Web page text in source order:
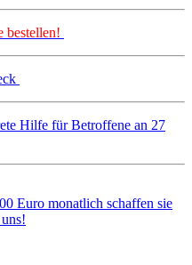
bestellen!
Hilfe für Betroffene an 27
Euro monatlich schaffen sie